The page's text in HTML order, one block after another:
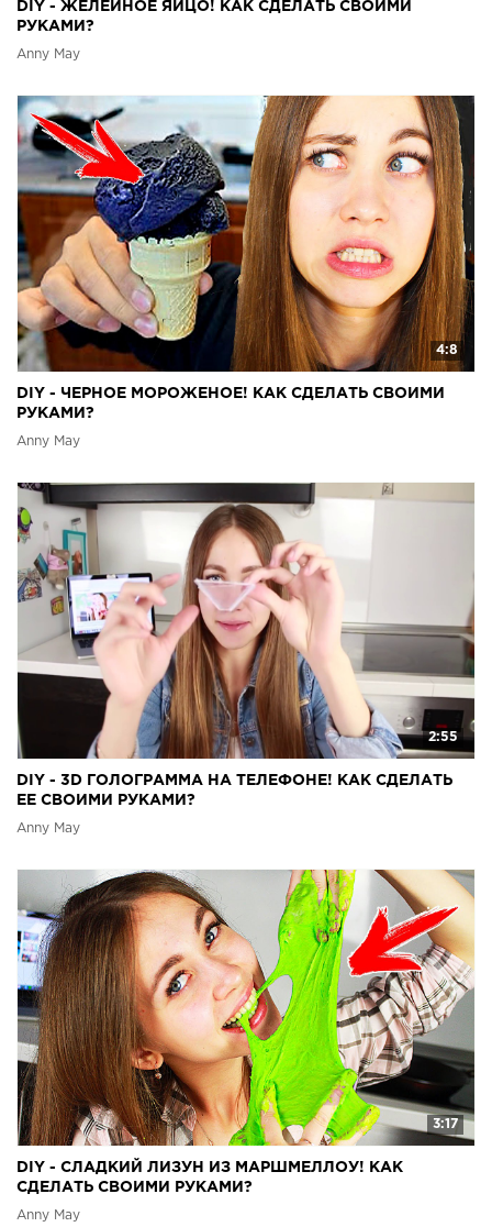
DIY - ЖЕЛЕЙНОЕ ЯЙЦО! КАК СДЕЛАТЬ СВОИМИ
РУКАМИ?
Anny May
4:8
DIY - ЧЕРНОЕ МОРОЖЕНОЕ! КАК СДЕЛАТЬ СВОИМИ
РУКАМИ?
Anny May
2:55
DIY - 3D ГОЛОГРАММА НА ТЕЛЕФОНЕ! КАК СДЕЛАТЬ
ЕЕ СВОИМИ РУКАМИ?
Anny May
3:17
DIY - СЛАДКИЙ ЛИЗУН ИЗ МАРШМЕЛЛОУ! КАК
СДЕЛАТЬ СВОИМИ РУКАМИ?
Anny May